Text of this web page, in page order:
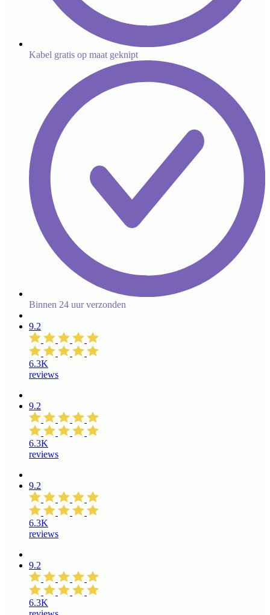
Kabel gratis op maat geknipt
Binnen 24 uur verzonden
9.2
6.3K
reviews
9.2
6.3K
reviews
9.2
6.3K
reviews
9.2
6.3K